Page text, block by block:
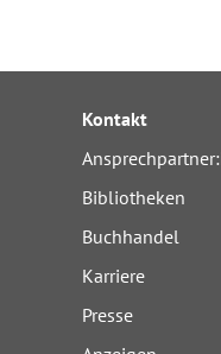
Kontakt
Bibliotheken
Buchhandel
Karriere
Presse